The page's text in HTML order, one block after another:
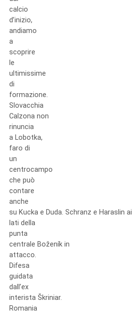
calcio
d’inizio,
andiamo
a
scoprire
le
ultimissime
di
formazione.
Slovacchia
Calzona non
rinuncia
a Lobotka,
faro di
un
centrocampo
che può
contare
anche
su Kucka e Duda. Schranz e Haraslin ai
lati della
punta
centrale Boženík in
attacco.
Difesa
guidata
dall’ex
interista Škriniar.
Romania